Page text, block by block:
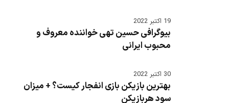
19 اکتبر 2022
بیوگرافی حسین تهی خواننده معروف و
محبوب ایرانی
30 اکتبر 2022
بهترین بازیکن بازی انفجار کیست؟ + میزان
سود هربازیکن